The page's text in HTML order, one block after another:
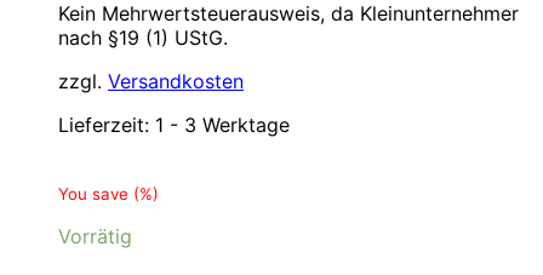
Kein Mehrwertsteuerausweis, da Kleinunternehmer
nach §19 (1) UStG.
zzgl. Versandkosten
Lieferzeit: 1 - 3 Werktage
You save (%)
Vorrätig